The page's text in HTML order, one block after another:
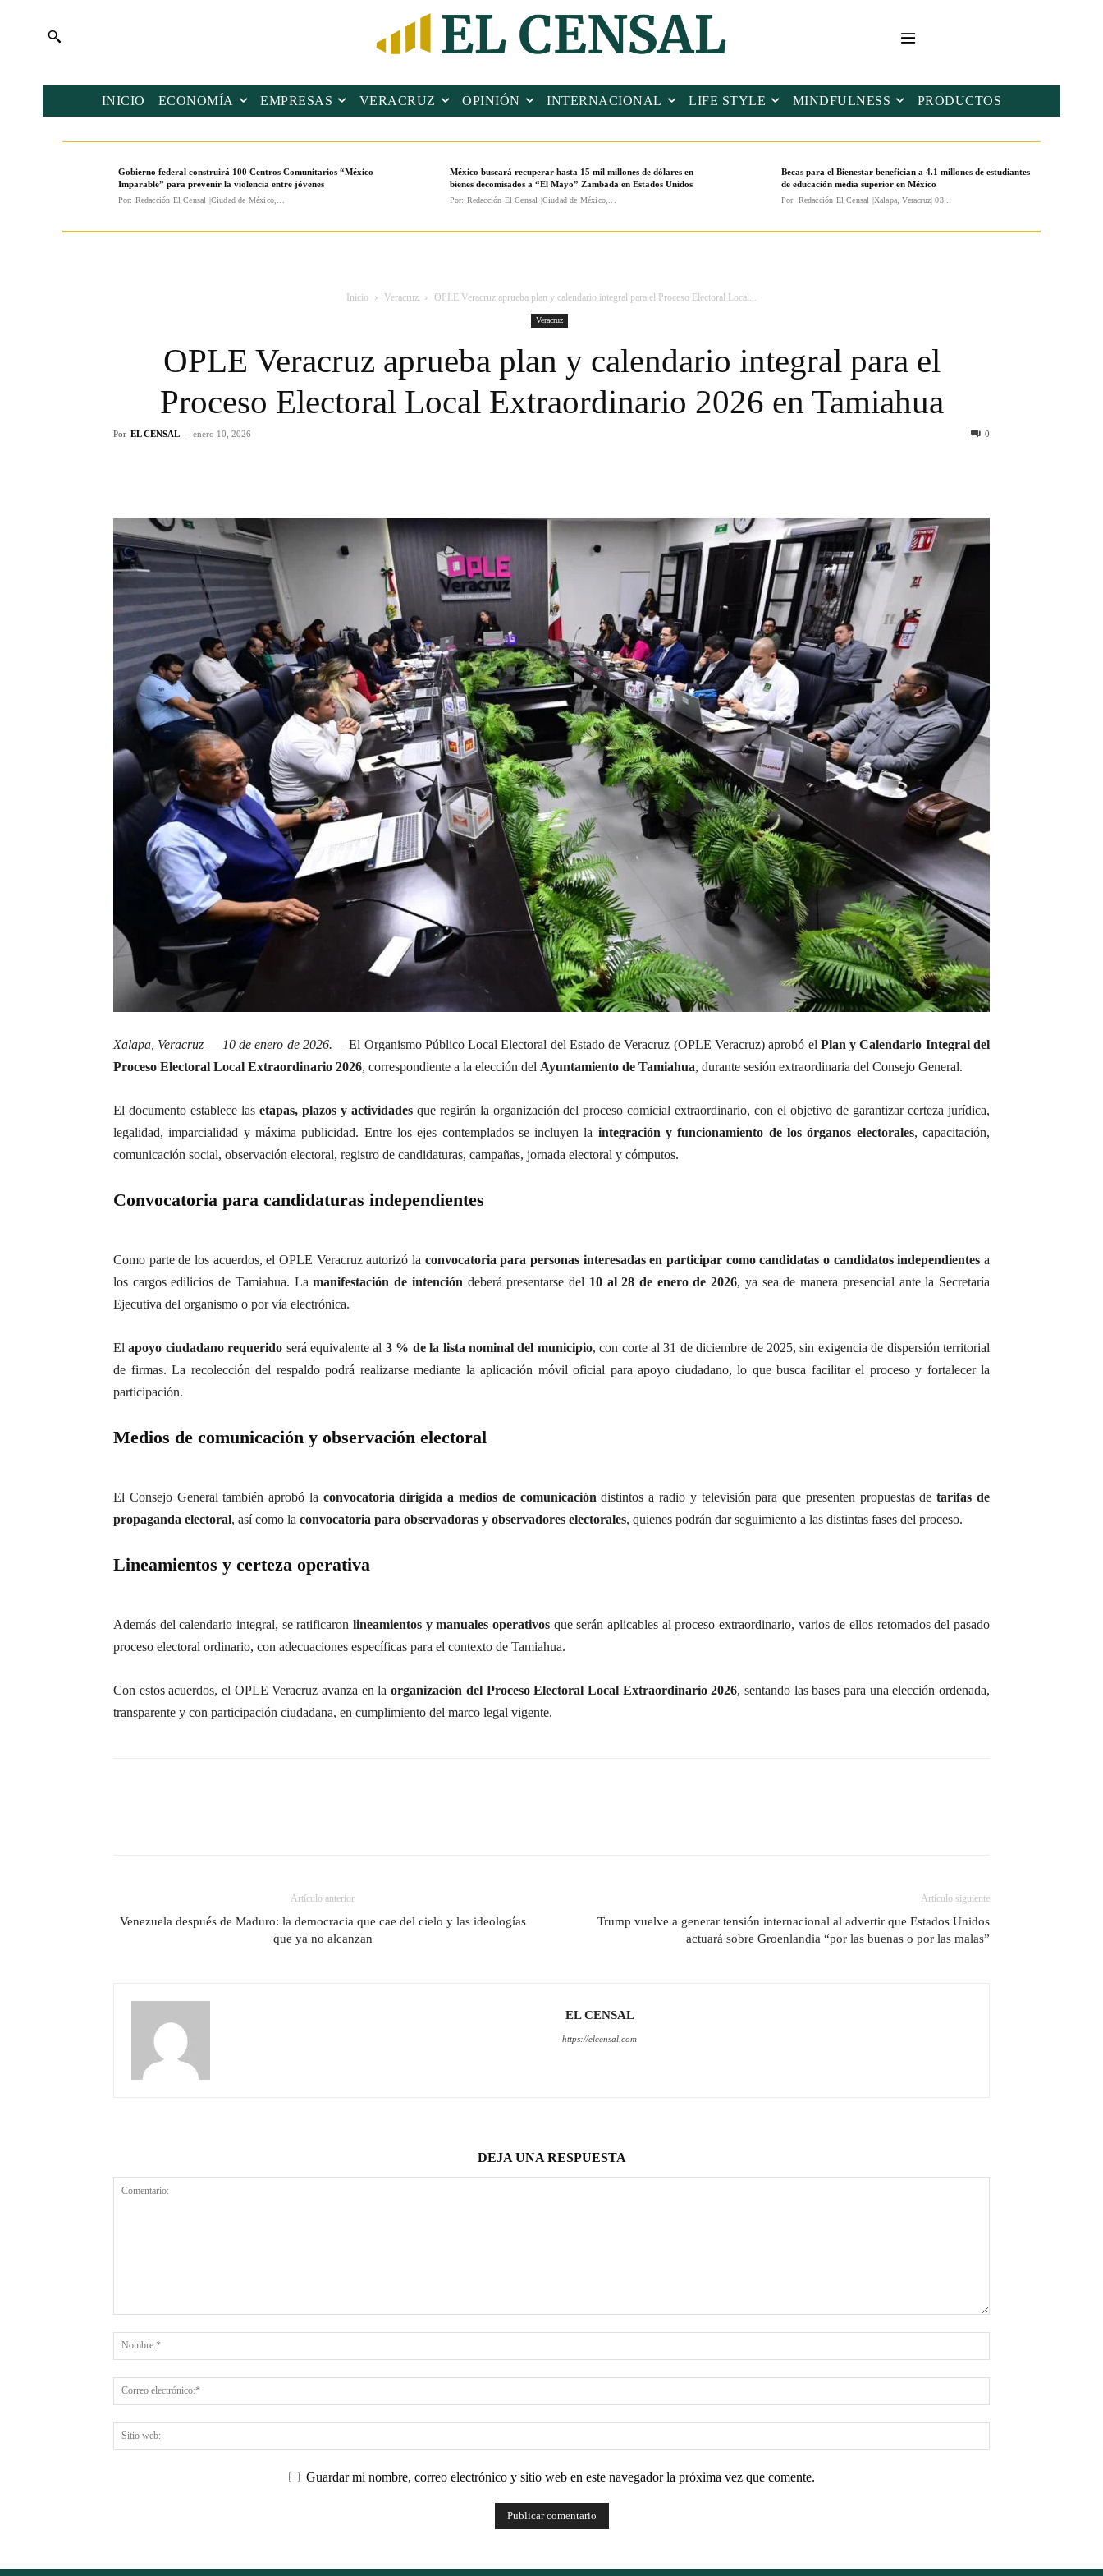
INICIO ECONOMÍA EMPRESAS VERACRUZ OPINIÓN INTERNACIONAL LIFE STYLE MINDFULNESS PRODUCTOS
Gobierno federal construirá 100 Centros Comunitarios “México
Imparable” para prevenir la violencia entre jóvenes
Por: Redacción El Censal |Ciudad de México,...
México buscará recuperar hasta 15 mil millones de dólares en
bienes decomisados a “El Mayo” Zambada en Estados Unidos
Por: Redacción El Censal |Ciudad de México,...
Becas para el Bienestar benefician a 4.1 millones de estudiantes
de educación media superior en México
Por: Redacción El Censal |Xalapa, Veracruz| 03...
Inicio Veracruz OPLE Veracruz aprueba plan y calendario integral para el Proceso Electoral Local...
Veracruz
OPLE Veracruz aprueba plan y calendario integral para el
Proceso Electoral Local Extraordinario 2026 en Tamiahua
Por EL CENSAL - enero 10, 2026 0
Xalapa, Veracruz — 10 de enero de 2026.— El Organismo Público Local Electoral del Estado de Veracruz (OPLE Veracruz) aprobó el Plan y Calendario Integral del
Proceso Electoral Local Extraordinario 2026, correspondiente a la elección del Ayuntamiento de Tamiahua, durante sesión extraordinaria del Consejo General.
El documento establece las etapas, plazos y actividadesque regirán la organización del proceso comicial extraordinario, con el objetivo de garantizar certeza jurídica,
legalidad, imparcialidad y máxima publicidad. Entre los ejes contemplados se incluyen la integración y funcionamiento de los órganos electorales, capacitación,
comunicación social, observación electoral, registro de candidaturas, campañas, jornada electoral y cómputos.
Convocatoria para candidaturas independientes
Como parte de los acuerdos, el OPLE Veracruz autorizó la convocatoria para personas interesadas en participar como candidatas o candidatos independientes a
los cargos edilicios de Tamiahua. Lamanifestación de intención deberá presentarse del 10 al 28 de enero de 2026, ya sea de manera presencial ante la Secretaría
Ejecutiva del organismo o por vía electrónica.
Elapoyo ciudadano requerido será equivalente al 3 % de la lista nominal del municipio, con corte al 31 de diciembre de 2025, sin exigencia de dispersión territorial
de firmas. La recolección del respaldo podrá realizarse mediante la aplicación móvil oficial para apoyo ciudadano, lo que busca facilitar el proceso y fortalecer la
participación.
Medios de comunicación y observación electoral
El Consejo General también aprobó la convocatoria dirigida a medios de comunicación distintos a radio y televisión para que presenten propuestas detarifas de
propaganda electoral, así como la convocatoria para observadoras y observadores electorales, quienes podrán dar seguimiento a las distintas fases del proceso.
Lineamientos y certeza operativa
Además del calendario integral, se ratificaron lineamientos y manuales operativos que serán aplicables al proceso extraordinario, varios de ellos retomados del pasado
proceso electoral ordinario, con adecuaciones específicas para el contexto de Tamiahua.
Con estos acuerdos, el OPLE Veracruz avanza en laorganización del Proceso Electoral Local Extraordinario 2026, sentando las bases para una elección ordenada,
transparente y con participación ciudadana, en cumplimiento del marco legal vigente.
Artículo anterior
Venezuela después de Maduro: la democracia que cae del cielo y las ideologías
que ya no alcanzan
Artículo siguiente
Trump vuelve a generar tensión internacional al advertir que Estados Unidos
actuará sobre Groenlandia “por las buenas o por las malas”
EL CENSAL
https://elcensal.com
DEJA UNA RESPUESTA
Guardar mi nombre, correo electrónico y sitio web en este navegador la próxima vez que comente.